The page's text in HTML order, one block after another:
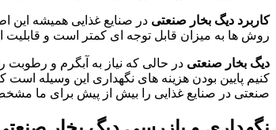
کاربرد دیگ بخار صنعتی در صنایع غذایی همیشه
روش ها به میزان قابل توجه ای کمتر است و قابلیت
دیگ بخار صنعتی در حالی که نیاز به آبگرم و
کنیم پایین بودن هزینه های نگهداری این وسیله
صنعتی در صنایع غذایی را بیش از پیش برای ما